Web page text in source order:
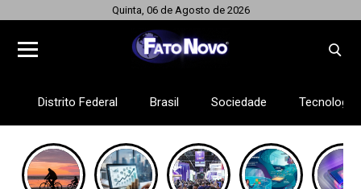
Quinta, 06 de Agosto de 2026
Distrito Federal Brasil Sociedade Tecnologia